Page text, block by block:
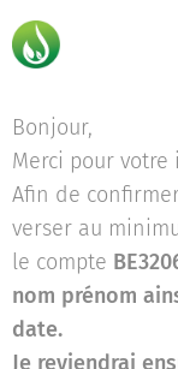
Bonjour,
Merci pour votre
Afin de
verser au
le compte
nom prénom
date.
Je reviendrai